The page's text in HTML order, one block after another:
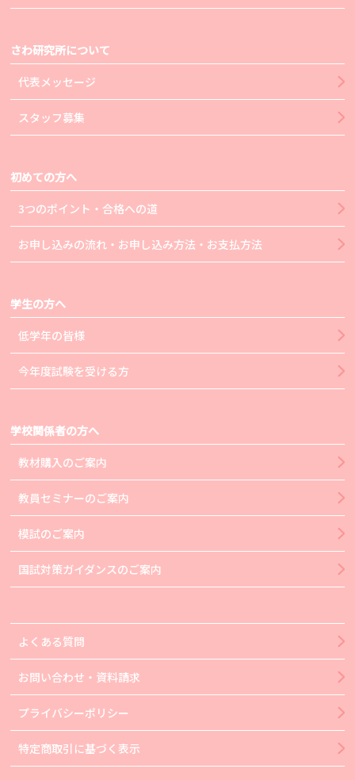
さわ研究所について
代表メッセージ
スタッフ募集
初めての方へ
3つのポイント・合格への道
お申し込みの流れ・お申し込み方法・お支払方法
学生の方へ
低学年の皆様
今年度試験を受ける方
学校関係者の方へ
教材購入のご案内
教員セミナーのご案内
模試のご案内
国試対策ガイダンスのご案内
よくある質問
お問い合わせ・資料請求
プライバシーポリシー
特定商取引に基づく表示